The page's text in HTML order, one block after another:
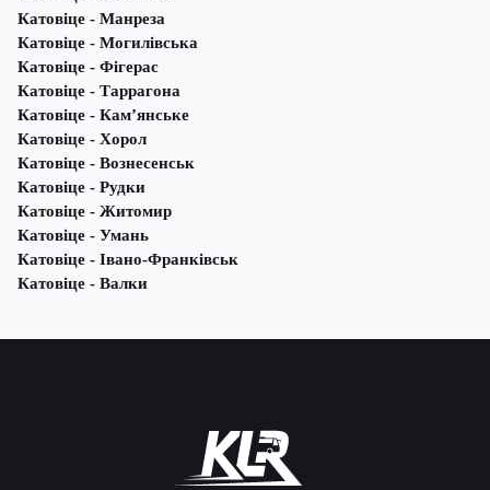
Катовіце - Манреза
Катовіце - Могилівська
Катовіце - Фігерас
Катовіце - Таррагона
Катовіце - Кам’янське
Катовіце - Хорол
Катовіце - Вознесенськ
Катовіце - Рудки
Катовіце - Житомир
Катовіце - Умань
Катовіце - Івано-Франківськ
Катовіце - Валки